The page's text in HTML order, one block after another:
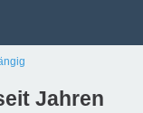
Jahren